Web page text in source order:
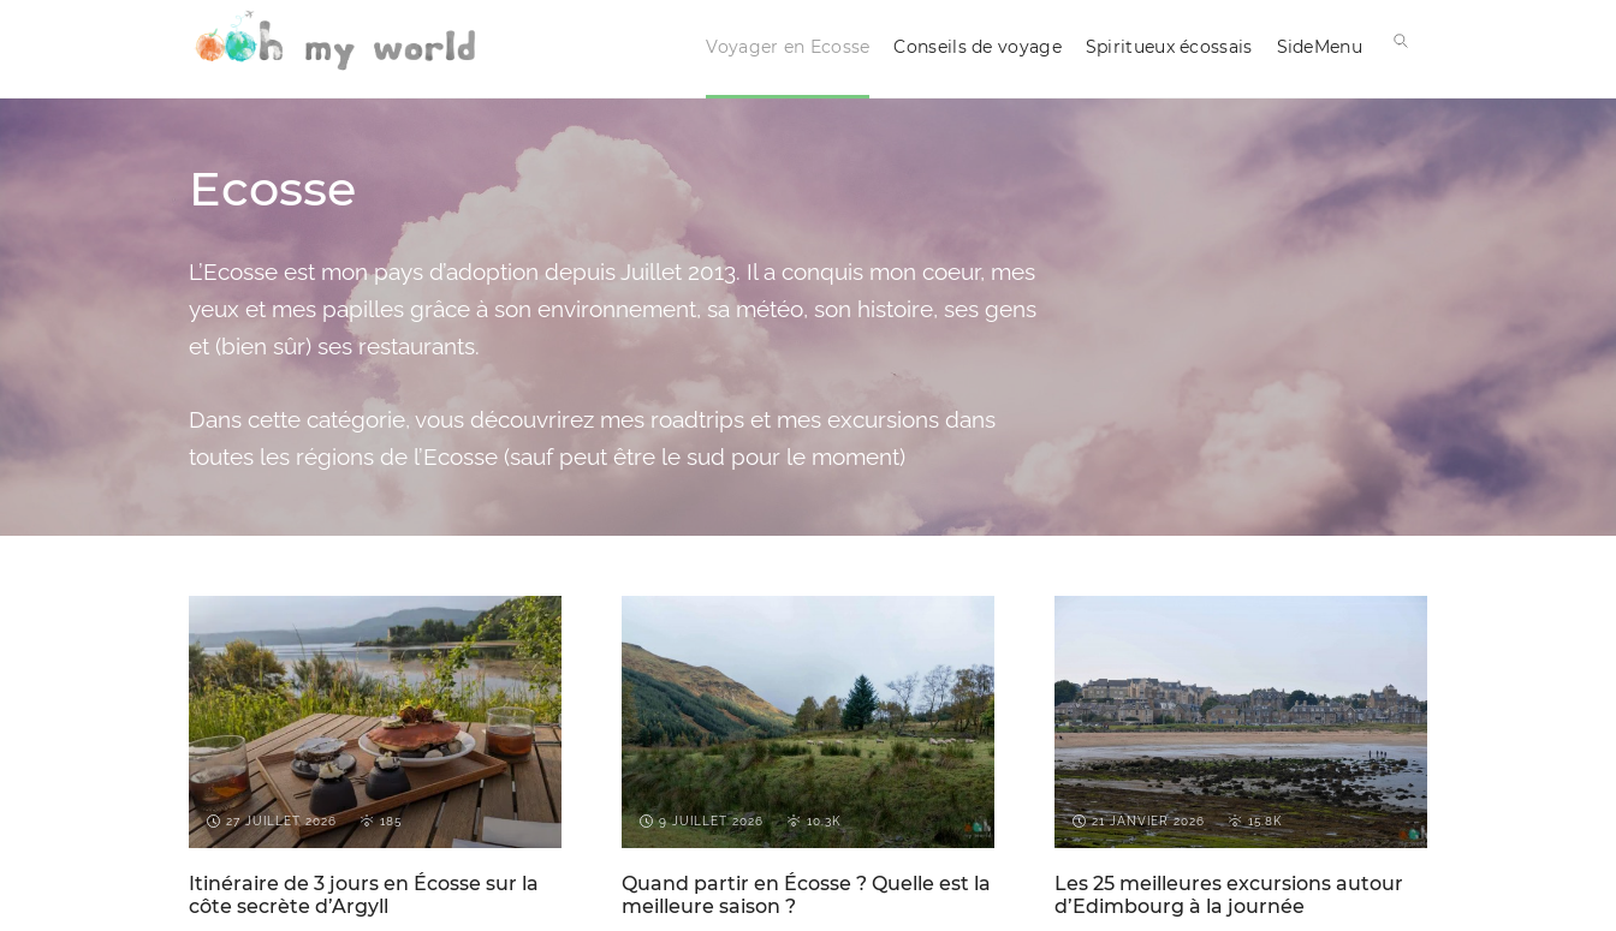
Voyager en Ecosse Conseils de voyage Spiritueux écossais SideMenu
Ecosse
L’Ecosse est mon pays d’adoption depuis Juillet 2013. Il a conquis mon coeur, mes
yeux et mes papilles grâce à son environnement, sa météo, son histoire, ses gens
et (bien sûr) ses restaurants.
Dans cette catégorie, vous découvrirez mes roadtrips et mes excursions dans
toutes les régions de l’Ecosse (sauf peut être le sud pour le moment)
27 JUILLET 2026 185
Itinéraire de 3 jours en Écosse sur la
côte secrète d’Argyll
9 JUILLET 2026 10.3K
Quand partir en Écosse ? Quelle est la
meilleure saison ?
21 JANVIER 2026 15.8K
Les 25 meilleures excursions autour
d’Edimbourg à la journée